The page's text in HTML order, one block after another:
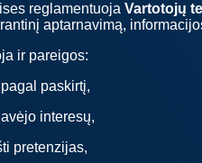
reglamentuoja Vartotojų
aptarnavimą,
ir pareigos:
paskirtį,
interesų,
pretenzijas,